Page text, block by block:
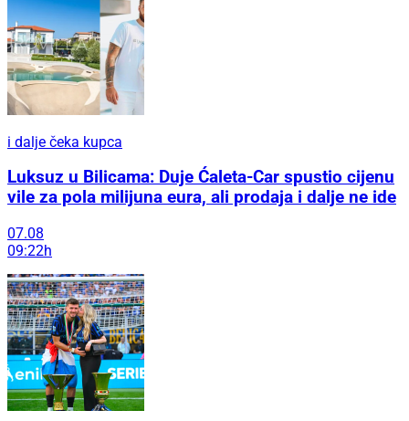
i dalje čeka kupca
Luksuz u Bilicama: Duje Ćaleta-Car spustio cijenu
vile za pola milijuna eura, ali prodaja i dalje ne ide
07.08
09:22h